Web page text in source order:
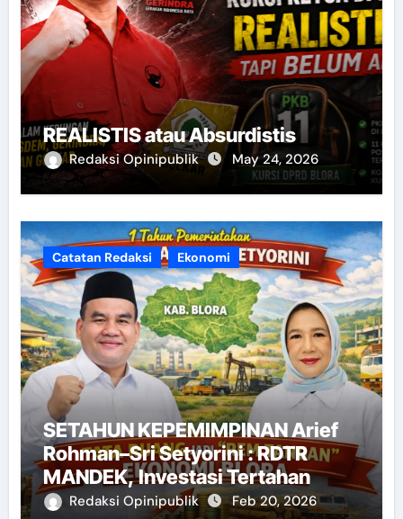
REALISTIS atau Absurdistis
Redaksi Opinipublik May 24, 2026
Catatan Redaksi Ekonomi
SETAHUN KEPEMIMPINAN Arief
Rohman–Sri Setyorini : RDTR
MANDEK, Investasi Tertahan
Redaksi Opinipublik Feb 20, 2026